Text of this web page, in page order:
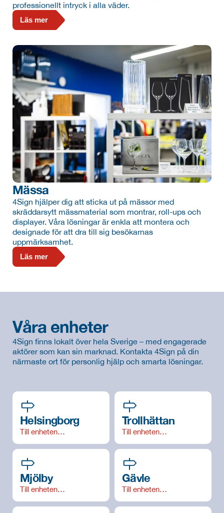
professionellt intryck i alla väder.
Läs mer
Mässa
4Sign hjälper dig att sticka ut på mässor med
skräddarsytt mässmaterial som montrar, roll-ups och
displayer. Våra lösningar är enkla att montera och
designade för att dra till sig besökarnas
uppmärksamhet.
Läs mer
Våra enheter
4Sign finns lokalt över hela Sverige – med engagerade
aktörer som kan sin marknad. Kontakta 4Sign på din
närmaste ort för personlig hjälp och smarta lösningar.
Helsingborg
Till enheten…
Trollhättan
Till enheten…
Mjölby
Till enheten…
Gävle
Till enheten…